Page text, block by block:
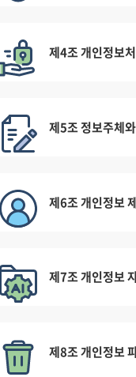
제4조 개인정보
제5조 정보주체
제6조 개인정보
제7조 개인정보
제8조 개인정보